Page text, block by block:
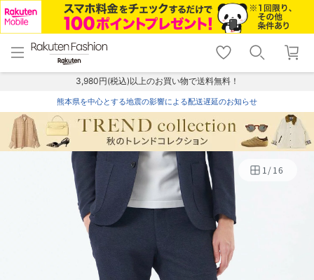
menu home
トップ
shopping_cart lock_outline
ログイン
3,980円(税込)以上のお買い物で送料無料！
熊本県を中心とする地震の影響による配送遅延のお知らせ
1/16